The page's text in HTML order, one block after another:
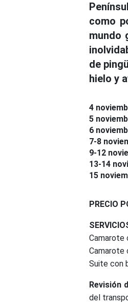
como
mundo
de
hielo y
4
5
6
7-8
9-12
13-14
15
PRECIO
Camarote
Camarote
Suite con
Revisión
del